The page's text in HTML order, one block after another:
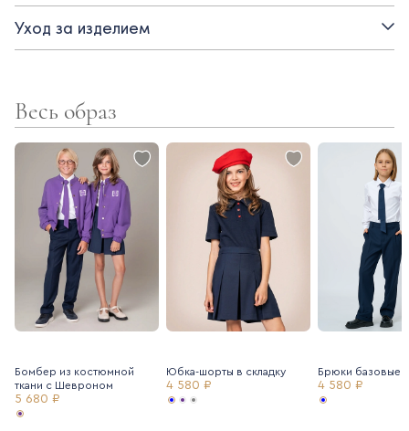
- длинный рукав
Уход за изделием
Весь образ
Бомбер из костюмной
ткани с Шевроном
5 680 ₽
Юбка-шорты в складку
4 580 ₽
Брюки базовые
4 580 ₽